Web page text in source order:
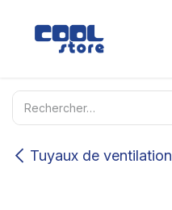
Tuyaux de ventilation